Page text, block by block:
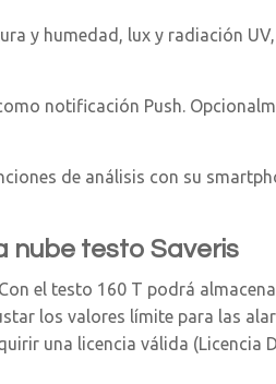
y humedad, lux y radiación
notificación Push.
de análisis con su
nube testo Saveris
el testo 160 T podrá
los valores límite para las
una licencia válida (Licencia